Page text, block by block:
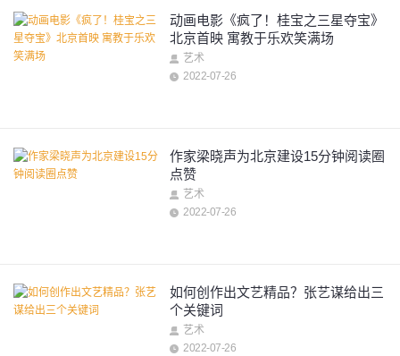
动画电影《疯了！桂宝之三星夺宝》
北京首映 寓教于乐欢笑满场
艺术
2022-07-26
作家梁晓声为北京建设15分钟阅读圈
点赞
艺术
2022-07-26
如何创作出文艺精品？张艺谋给出三
个关键词
艺术
2022-07-26